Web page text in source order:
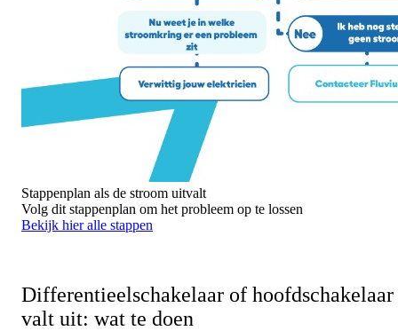
Stappenplan als de stroom uitvalt
Volg dit stappenplan om het probleem op te lossen
Bekijk hier alle stappen
Differentieelschakelaar of hoofdschakelaar
valt uit: wat te doen